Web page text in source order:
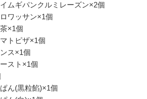
ムギパンクルミレーズン×2個
ワッサン×1個
×1個
トピザ×1個
ス×1個
スト×1個
ん(黒粒餡)×1個